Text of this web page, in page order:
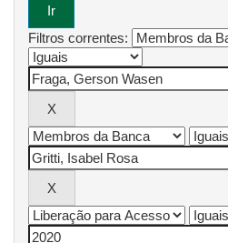
Filtros correntes: